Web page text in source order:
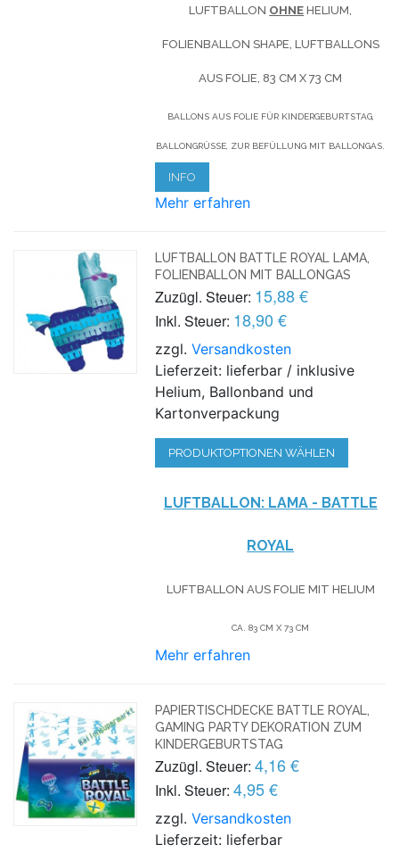
LUFTBALLON OHNE HELIUM,
FOLIENBALLON SHAPE, LUFTBALLONS
AUS FOLIE, 83 CM X 73 CM
BALLONS AUS FOLIE FÜR KINDERGEBURTSTAG,
BALLONGRÜSSE, ZUR BEFÜLLUNG MIT BALLONGAS.
INFO
Mehr erfahren
LUFTBALLON BATTLE ROYAL LAMA,
FOLIENBALLON MIT BALLONGAS
Zuzügl. Steuer: 15,88 €
Inkl. Steuer: 18,90 €
zzgl.Versandkosten
Lieferzeit: lieferbar / inklusive
Helium, Ballonband und
Kartonverpackung
PRODUKTOPTIONEN WÄHLEN
LUFTBALLON: LAMA - BATTLE
ROYAL
LUFTBALLON AUS FOLIE MIT HELIUM
CA. 83 CM X 73 CM
Mehr erfahren
PAPIERTISCHDECKE BATTLE ROYAL,
GAMING PARTY DEKORATION ZUM
KINDERGEBURTSTAG
Zuzügl. Steuer: 4,16 €
Inkl. Steuer: 4,95 €
zzgl.Versandkosten
Lieferzeit: lieferbar